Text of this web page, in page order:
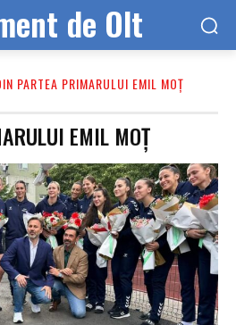
de Olt
PARTEA PRIMARULUI EMIL MOȚ
EMIL MOȚ